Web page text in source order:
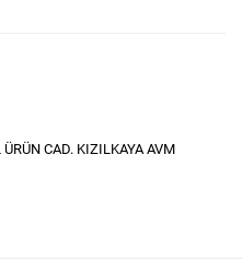
CAD. KIZILKAYA AVM